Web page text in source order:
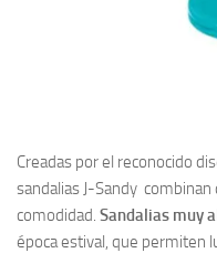
Creadas por el reconocido
sandalias J-Sandy
comodidad. Sandalias muy
época estival, que permiten